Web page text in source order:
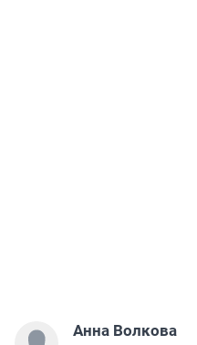
Анна Волкова